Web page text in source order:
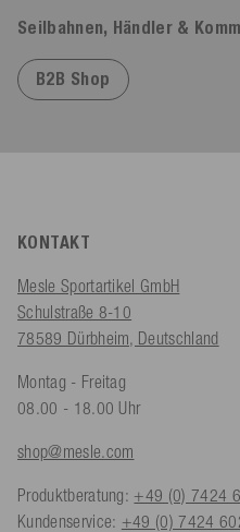
Seilbahnen, Händler &
B2B Shop
KONTAKT
Mesle Sportartikel GmbH
Schulstraße 8-10
78589 Dürbheim, Deutschland
Montag - Freitag
08.00 - 18.00 Uhr
shop@mesle.com
Produktberatung: +49 (0) 7424
Kundenservice: +49 (0) 7424